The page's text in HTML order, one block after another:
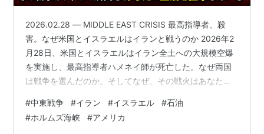
2026.02.28 — MIDDLE EAST CRISIS 最高指導者、殺
害。なぜ米国とイスラエルはイランと戦うのか 2026年2
月28日、米国とイスラエルはイラン全土への大規模空爆
を実施し、最高指導者ハメネイ師が死亡した。なぜ両国
は戦争を選んだのか。そしてなぜ、その戦火はあなたの
く。 ▼ SCROLL 両国は「エピック・フューリー作戦」と
名づけた大規模な共同軍事攻撃をイラン全土に展開し、
#中東戦争 #イラン #イスラエル #石油
#ホルムズ海峡 #アメリカ